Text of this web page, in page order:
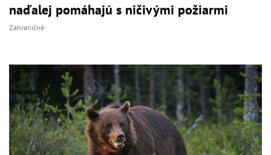
naďalej pomáhajú s ničivými požiarmi
Zahraničné